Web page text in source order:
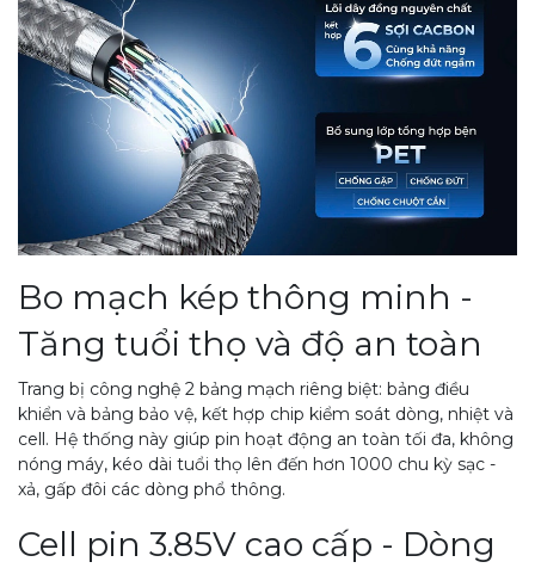
Bo mạch kép thông minh -
Tăng tuổi thọ và độ an toàn
Trang bị công nghệ 2 bảng mạch riêng biệt: bảng điều
khiển và bảng bảo vệ, kết hợp chip kiểm soát dòng, nhiệt và
cell. Hệ thống này giúp pin hoạt động an toàn tối đa, không
nóng máy, kéo dài tuổi thọ lên đến hơn 1000 chu kỳ sạc -
xả, gấp đôi các dòng phổ thông.
Cell pin 3.85V cao cấp - Dòng